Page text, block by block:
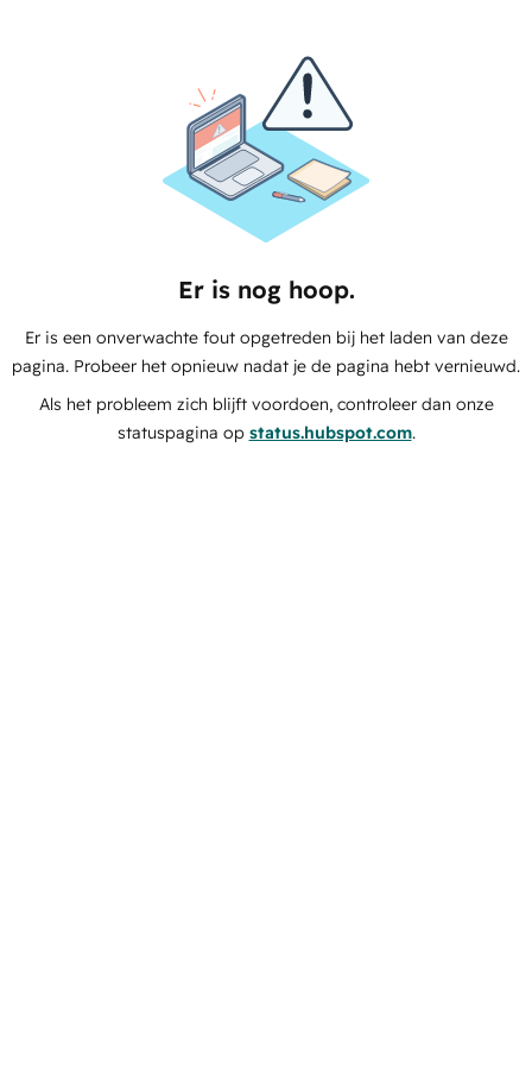
Er is nog hoop.
Er is een onverwachte fout opgetreden bij het laden van deze
pagina. Probeer het opnieuw nadat je de pagina hebt vernieuwd.
Als het probleem zich blijft voordoen, controleer dan onze
statuspagina op status.hubspot.com.